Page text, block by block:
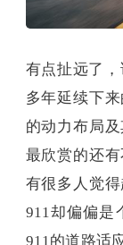
有点扯远了
多年延续下
的动力布局
最欣赏的还
有很多人觉
911却偏偏是
911的道路适